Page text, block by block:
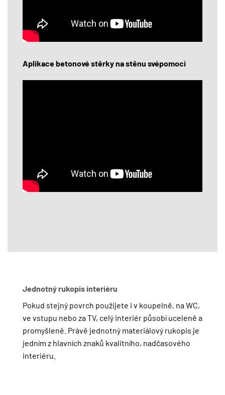
Aplikace betonové stěrky na stěnu svépomoci
Jednotný rukopis interiéru
Pokud stejný povrch použijete i v koupelně, na WC,
ve vstupu nebo za TV, celý interiér působí uceleně a
promyšleně. Právě jednotný materiálový rukopis je
jedním z hlavních znaků kvalitního, nadčasového
interiéru.